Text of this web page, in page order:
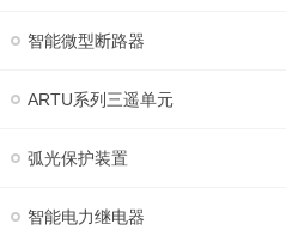
智能微型断路器
ARTU系列三遥单元
弧光保护装置
智能电力继电器